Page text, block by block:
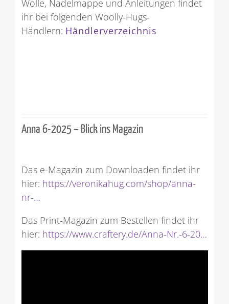
Wolle, Nadelmappe und Anleitungen findet
ihr bei folgenden Woolly-Hugs-
Händlern: Händlerverzeichnis
Anna 6-2025 – Blick ins Magazin
Das e-Magazin zum Downloaden findet ihr
hier: https://veronikahug.com/shop/anna-
nr-…
Das Print-Magazin zum Bestellen findet ihr
hier: https://www.craftery.de/Anna-Nr.-6-20…